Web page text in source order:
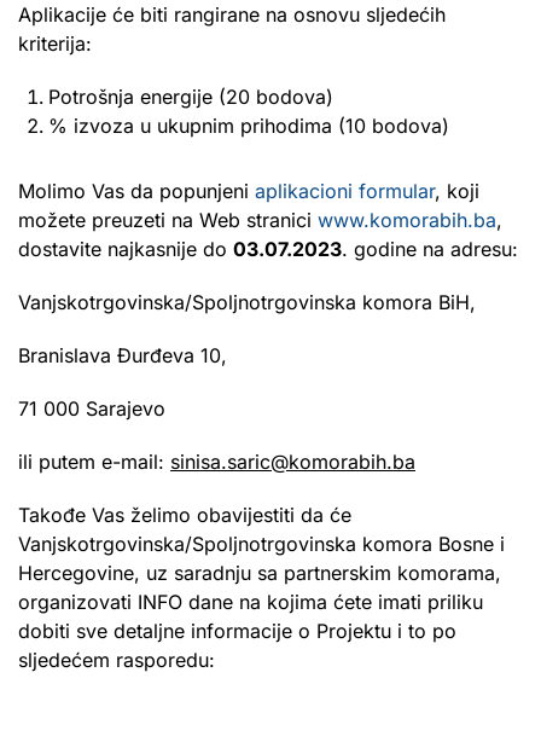
Aplikacije će biti rangirane na osnovu sljedećih
kriterija:
Potrošnja energije (20 bodova)
% izvoza u ukupnim prihodima (10 bodova)
Molimo Vas da popunjeni aplikacioni formular, koji
možete preuzeti na Web stranici www.komorabih.ba,
dostavite najkasnije do 03.07.2023. godine na adresu:
Vanjskotrgovinska/Spoljnotrgovinska komora BiH,
Branislava Đurđeva 10,
71 000 Sarajevo
ili putem e-mail: sinisa.saric@komorabih.ba
Takođe Vas želimo obavijestiti da će
Vanjskotrgovinska/Spoljnotrgovinska komora Bosne i
Hercegovine, uz saradnju sa partnerskim komorama,
organizovati INFO dane na kojima ćete imati priliku
dobiti sve detaljne informacije o Projektu i to po
sljedećem rasporedu: